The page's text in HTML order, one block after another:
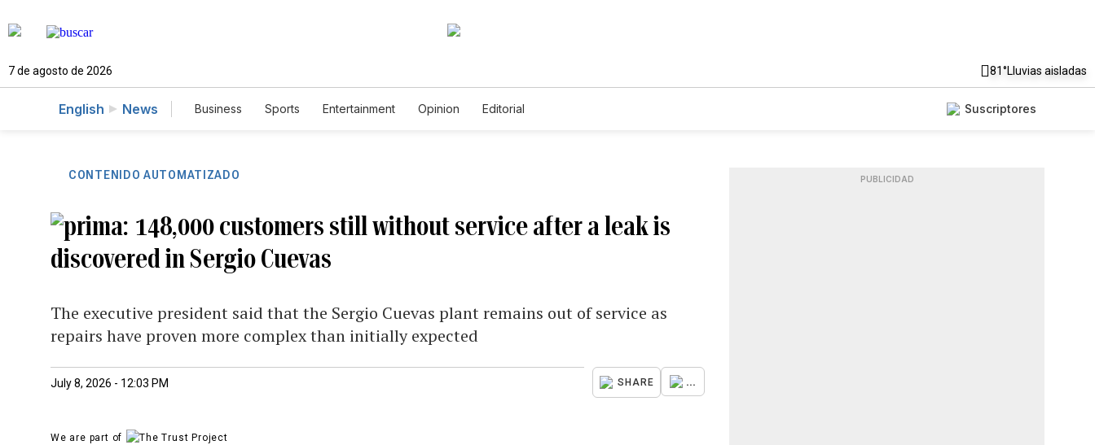
7 de agosto de 2026 81°Lluvias aisladas
English News Business Sports Entertainment Opinion Editorial Suscriptores
CONTENIDO AUTOMATIZADO
148,000 customers still without service after a leak is
discovered in Sergio Cuevas
The executive president said that the Sergio Cuevas plant remains out of service as
repairs have proven more complex than initially expected
July 8, 2026 - 12:03 PM SHARE ...
We are part of
PUBLICIDAD